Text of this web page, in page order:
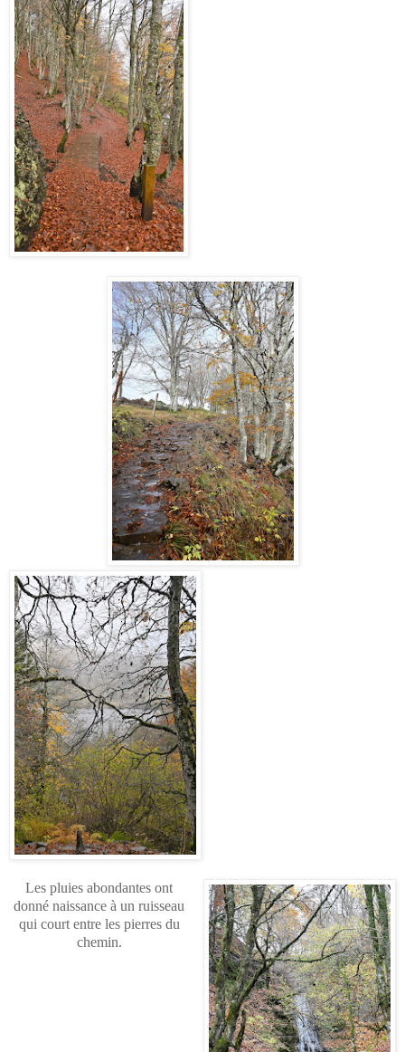
Les pluies abondantes ont
donné naissance à un ruisseau
qui court entre les pierres du
chemin.